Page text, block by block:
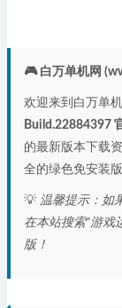
🎮 白万单机网
欢迎来到白万单
Build.22884397
的最新版本下载
全的绿色免安装
💡 温馨提示：如
在本站搜索“游戏
版！